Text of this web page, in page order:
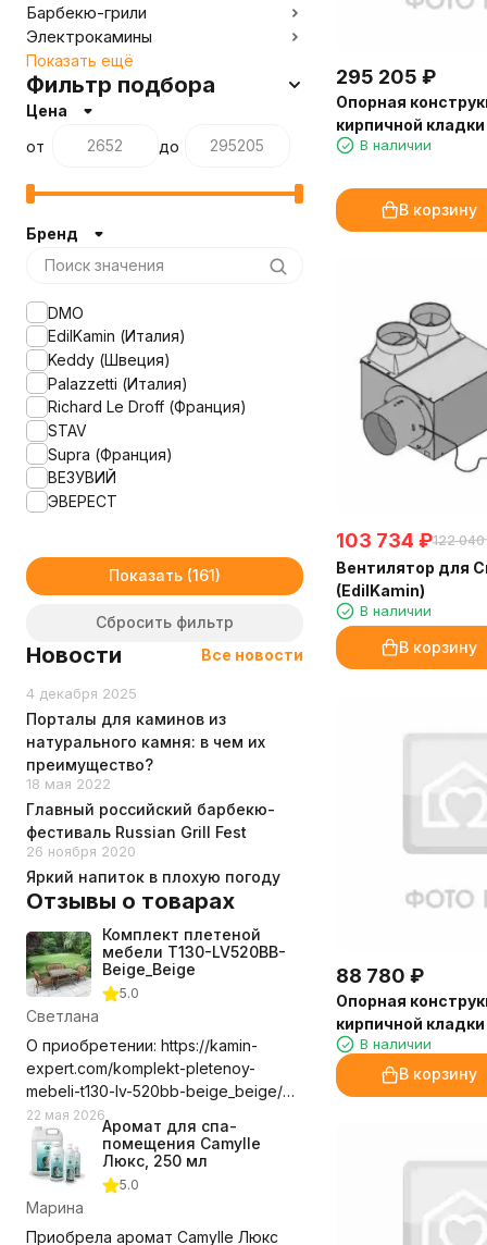
295 205 ₽
Опорная
кирпичной кладки
60 3D (Palazzetti)
В наличии
В корзину
103 734 ₽122 040
Вентилятор для
(EdilKamin)
В наличии
В корзину
88 780 ₽
Опорная
кирпичной кладки
86 Corner Right
В наличии
В корзину
Барбекю-грили
Электрокамины
Показать ещё
Фильтр подбора
Цена
от
до
Бренд
DMO
EdilKamin (Италия)
Keddy (Швеция)
Palazzetti (Италия)
Richard Le Droff (Франция)
STAV
Supra (Франция)
ВЕЗУВИЙ
ЭВЕРЕСТ
Показать
Сбросить фильтр
Новости Все новости
4 декабря 2025
Порталы для каминов из
натурального камня: в чем их
преимущество?
18 мая 2022
Главный российский барбекю-
фестиваль Russian Grill Fest
26 ноября 2020
Яркий напиток в плохую погоду
Отзывы о товарах
Комплект плетеной
мебели T130-LV520BB-
Beige_Beige
5.0
Светлана
О приобретении: https://kamin-
expert.com/komplekt-pletenoy-
mebeli-t130-lv-520bb-beige_beige/
Долго выбирала где приобрести
этот комплект мебели, сравнивала
цены с учетом доставки. Выбор
компании оказался правильным.
Доставили в срок, удобное для нас
время, помогли с разгрузкой.
22 мая 2026
Аромат для спа-
помещения Camylle
Люкс, 250 мл
5.0
Марина
Приобрела аромат Camylle Люкс